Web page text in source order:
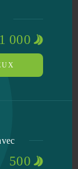
000
500